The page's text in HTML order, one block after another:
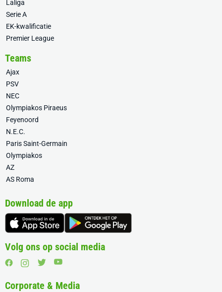
Laliga
Serie A
EK-kwalificatie
Premier League
Teams
Ajax
PSV
NEC
Olympiakos Piraeus
Feyenoord
N.E.C.
Paris Saint-Germain
Olympiakos
AZ
AS Roma
Download de app
Volg ons op social media
Corporate & Media